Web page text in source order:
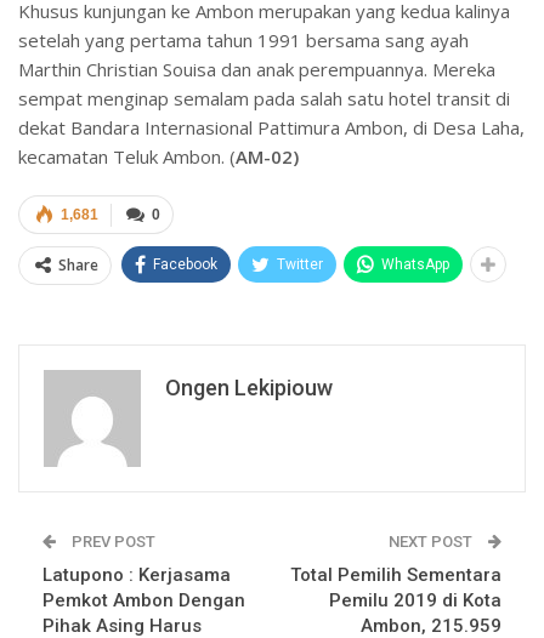
Khusus kunjungan ke Ambon merupakan yang kedua kalinya
setelah yang pertama tahun 1991 bersama sang ayah
Marthin Christian Souisa dan anak perempuannya. Mereka
sempat menginap semalam pada salah satu hotel transit di
dekat Bandara Internasional Pattimura Ambon, di Desa Laha,
kecamatan Teluk Ambon. (AM-02)
0
1,681
Share Facebook Twitter WhatsApp
Ongen Lekipiouw
PREV POST
Latupono : Kerjasama
Pemkot Ambon Dengan
Pihak Asing Harus
NEXT POST
Total Pemilih Sementara
Pemilu 2019 di Kota
Ambon, 215.959